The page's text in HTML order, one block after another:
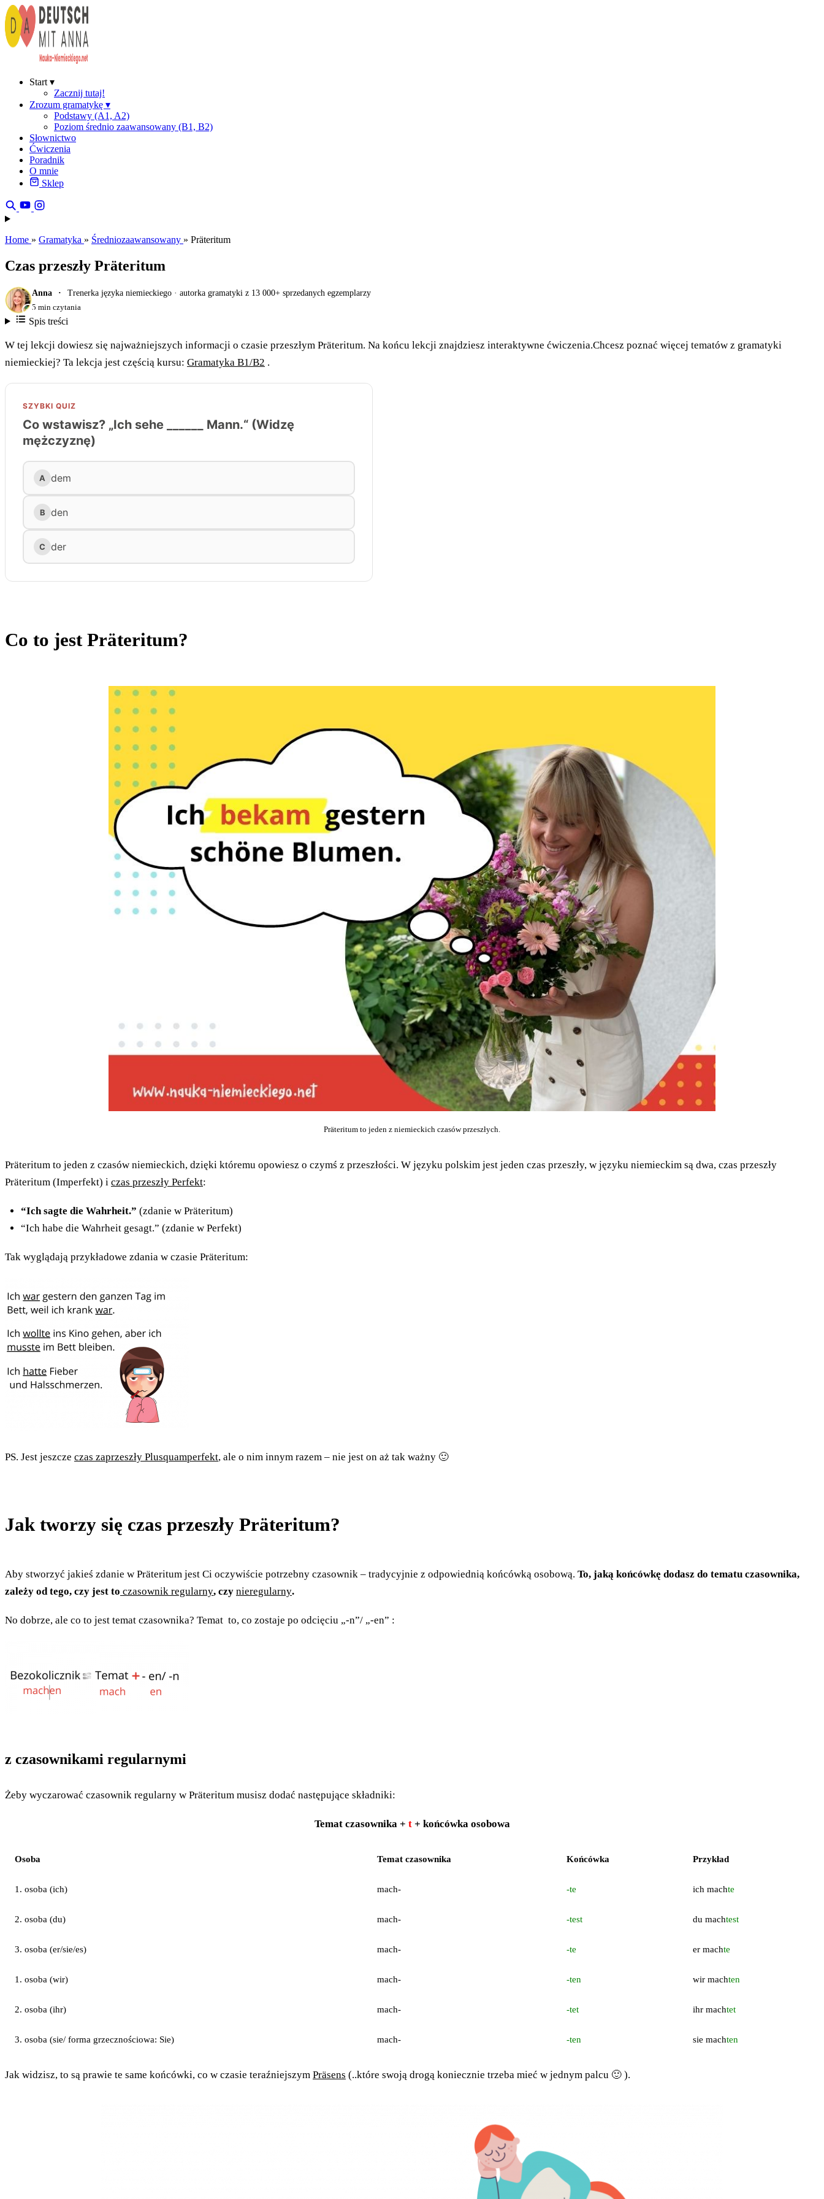
Start ▾
Zacznij tutaj!
Zrozum gramatykę ▾
Podstawy (A1, A2)
Poziom średnio zaawansowany (B1, B2)
Słownictwo
Ćwiczenia
Poradnik
O mnie
Sklep
Home » Gramatyka » Średniozaawansowany » Präteritum
Czas przeszły Präteritum
Anna Trenerka języka niemieckiego · autorka gramatyki z 13 000+ sprzedanych egzemplarzy
5 min czytania
Spis treści
W tej lekcji dowiesz się najważniejszych informacji o czasie przeszłym Präteritum. Na końcu lekcji znajdziesz interaktywne ćwiczenia.Chcesz poznać więcej tematów z gramatyki
niemieckiej? Ta lekcja jest częścią kursu: Gramatyka B1/B2 .
Co to jest Präteritum?
Präteritum to jeden z niemieckich czasów przeszłych.
Präteritum to jeden z czasów niemieckich, dzięki któremu opowiesz o czymś z przeszłości. W języku polskim jest jeden czas przeszły, w języku niemieckim są dwa, czas przeszły
Präteritum (Imperfekt) i czas przeszły Perfekt:
“Ich sagte die Wahrheit.” (zdanie w Präteritum)
“Ich habe die Wahrheit gesagt.” (zdanie w Perfekt)
Tak wyglądają przykładowe zdania w czasie Präteritum:
PS. Jest jeszcze czas zaprzeszły Plusquamperfekt, ale o nim innym razem – nie jest on aż tak ważny 🙂
Jak tworzy się czas przeszły Präteritum?
Aby stworzyć jakieś zdanie w Präteritum jest Ci oczywiście potrzebny czasownik – tradycyjnie z odpowiednią końcówką osobową. To, jaką końcówkę dodasz do tematu czasownika,
zależy od tego, czy jest to czasownik regularny, czy nieregularny.
No dobrze, ale co to jest temat czasownika? Temat to, co zostaje po odcięciu „-n”/ „-en” :
z czasownikami regularnymi
Żeby wyczarować czasownik regularny w Präteritum musisz dodać następujące składniki:
Temat czasownika + t+ końcówka osobowa
Osoba Temat czasownika Końcówka Przykład
1. osoba (ich) mach- -te ich machte
2. osoba (du) mach- -test du machtest
3. osoba (er/sie/es) mach- -te er machte
1. osoba (wir) mach- -ten wir machten
2. osoba (ihr) mach- -tet ihr machtet
3. osoba (sie/ forma grzecznościowa: Sie) mach- -ten sie machten
Jak widzisz, to są prawie te same końcówki, co w czasie teraźniejszym Präsens (..które swoją drogą koniecznie trzeba mieć w jednym palcu 🙂 ).